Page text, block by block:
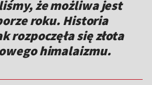
że możliwa jest
roku. Historia
rozpoczęła się złota
himalaizmu.